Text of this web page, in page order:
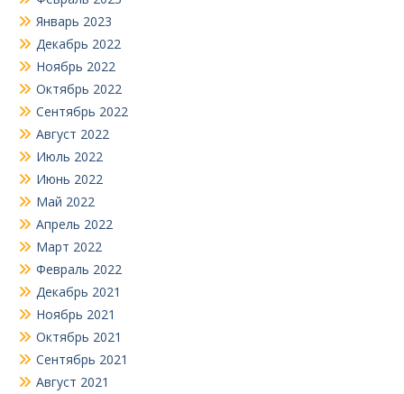
Январь 2023
Декабрь 2022
Ноябрь 2022
Октябрь 2022
Сентябрь 2022
Август 2022
Июль 2022
Июнь 2022
Май 2022
Апрель 2022
Март 2022
Февраль 2022
Декабрь 2021
Ноябрь 2021
Октябрь 2021
Сентябрь 2021
Август 2021